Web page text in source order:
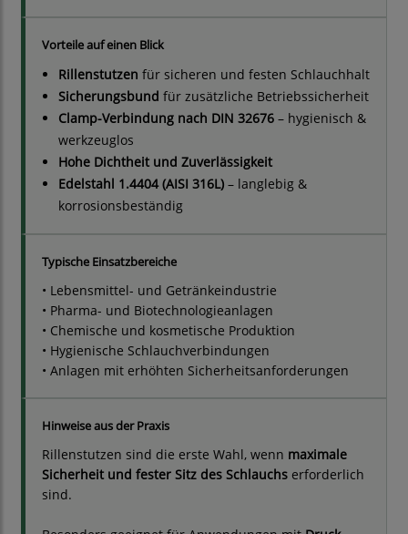
Vorteile auf einen Blick
Rillenstutzen für sicheren und festen Schlauchhalt
Sicherungsbund für zusätzliche Betriebssicherheit
Clamp-Verbindung nach DIN 32676 – hygienisch &
werkzeuglos
Hohe Dichtheit und Zuverlässigkeit
Edelstahl 1.4404 (AISI 316L) – langlebig &
korrosionsbeständig
Typische Einsatzbereiche
• Lebensmittel- und Getränkeindustrie
• Pharma- und Biotechnologieanlagen
• Chemische und kosmetische Produktion
• Hygienische Schlauchverbindungen
• Anlagen mit erhöhten Sicherheitsanforderungen
Hinweise aus der Praxis
Rillenstutzen sind die erste Wahl, wenn maximale
Sicherheit und fester Sitz des Schlauchs erforderlich
sind.